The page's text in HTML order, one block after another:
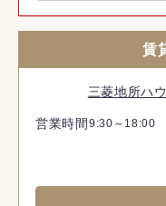
賃
三菱地所ハ
営業時間 9:30～18:00